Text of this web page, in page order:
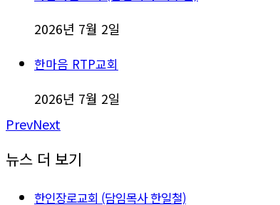
2026년 7월 2일
한마음 RTP교회
2026년 7월 2일
PrevNext
뉴스 더 보기
한인장로교회 (담임목사 한일철)